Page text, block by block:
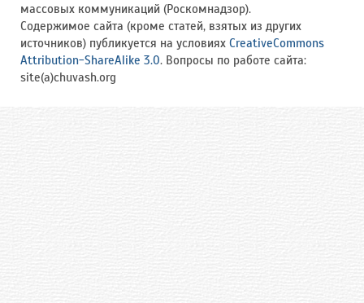
массовых коммуникаций (Роскомнадзор).
Содержимое сайта (кроме статей, взятых из других
источников) публикуется на условиях CreativeCommons
Attribution-ShareAlike 3.0. Вопросы по работе сайта:
site(a)chuvash.org